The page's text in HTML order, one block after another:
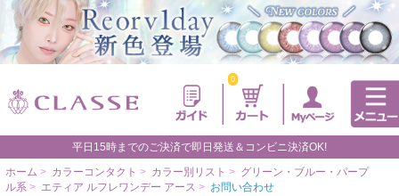
0
平日15時までのご決済で即日発送＆コンビニ決済OK!
ホーム > カラーコンタクト > カラー別リスト > グリーン・ブルー・パープ
ル系 > エティア ルフレワンデー アース > お問い合わせ